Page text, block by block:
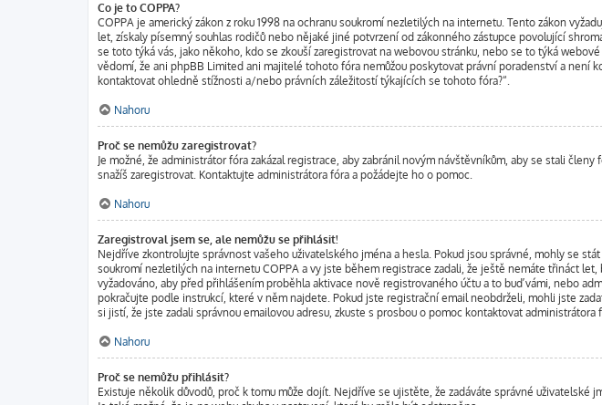
Co je to COPPA?
COPPA je americký zákon z roku 1998 na ochranu soukromí nezletilých na internetu. Tento zákon
let, získaly písemný souhlas rodičů nebo nějaké jiné potvrzení od zákonného zástupce povolující
se toto týká vás, jako někoho, kdo se zkouší zaregistrovat na webovou stránku, nebo se to týká
vědomí, že ani phpBB Limited ani majitelé tohoto fóra nemůžou poskytovat právní poradenství a není
kontaktovat ohledně stížnosti a/nebo právních záležitostí týkajících se tohoto fóra?“.
Nahoru
Proč se nemůžu zaregistrovat?
Je možné, že administrátor fóra zakázal registrace, aby zabránil novým návštěvníkům, aby se stali
snažíš zaregistrovat. Kontaktujte administrátora fóra a požádejte ho o pomoc.
Nahoru
Zaregistroval jsem se, ale nemůžu se přihlásit!
Nejdříve zkontrolujte správnost vašeho uživatelského jména a hesla. Pokud jsou správné, mohly se
soukromí nezletilých na internetu COPPA a vy jste během registrace zadali, že ještě nemáte třináct
vyžadováno, aby před přihlášením proběhla aktivace nově registrovaného účtu a to buď vámi, nebo
pokračujte podle instrukcí, které v něm najdete. Pokud jste registrační email neobdrželi, mohli jste
si jistí, že jste zadali správnou emailovou adresu, zkuste s prosbou o pomoc kontaktovat administrátora
Nahoru
Proč se nemůžu přihlásit?
Existuje několik důvodů, proč k tomu může dojít. Nejdříve se ujistěte, že zadáváte správné